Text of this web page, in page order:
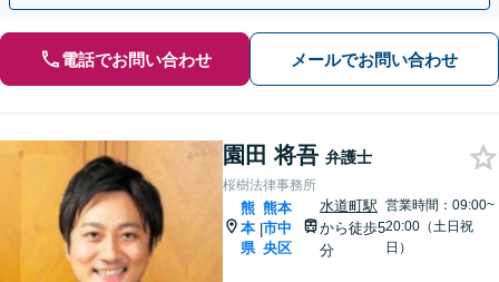
電話でお問い合わせ メールでお問い合わせ
園田 将吾 弁護士
桜樹法律事務所
熊
本
県
|
熊本
市中
央区
水道町駅
から徒歩5
分
営業時間：09:00~
20:00（土日祝
日）